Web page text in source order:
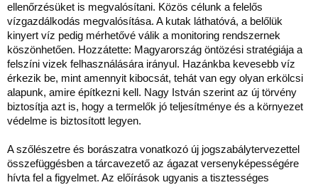
ellenőrzésüket is megvalósítani. Közös célunk a felelős
vízgazdálkodás megvalósítása. A kutak láthatóvá, a belőlük
kinyert víz pedig mérhetővé válik a monitoring rendszernek
köszönhetően. Hozzátette: Magyarország öntözési stratégiája a
felszíni vizek felhasználására irányul. Hazánkba kevesebb víz
érkezik be, mint amennyit kibocsát, tehát van egy olyan erkölcsi
alapunk, amire építkezni kell. Nagy István szerint az új törvény
biztosítja azt is, hogy a termelők jó teljesítménye és a környezet
védelme is biztosított legyen.
A szőlészetre és borászatra vonatkozó új jogszabálytervezettel
összefüggésben a tárcavezető az ágazat versenyképességére
hívta fel a figyelmet. Az előírások ugyanis a tisztességes